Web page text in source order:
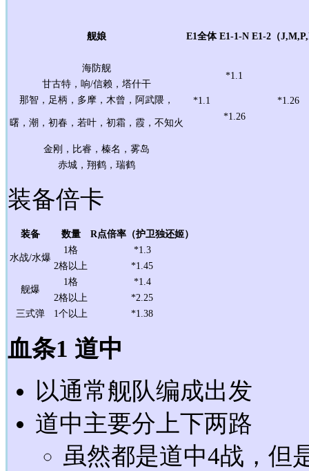
舰娘 E1全体 E1-1-N E1-2（
海防舰
*1.1
*1.1
*1.26
甘古特，响/信赖，塔什干
那智，足柄，多摩，木曾，阿武隈，
曙，潮，初春，若叶，初霜，霞，不知火
*1.26
金刚，比睿，榛名，雾岛
赤城，翔鹤，瑞鹤
装备倍卡
装备 数量 R点倍率（护卫独还姬）
水战/水爆
1格
*1.3
2格以上
*1.45
舰爆
1格
*1.4
2格以上
*2.25
三式弹
1个以上 *1.38
血条1 道中
以通常舰队编成出发
道中主要分上下两路
虽然都是道中4战，但